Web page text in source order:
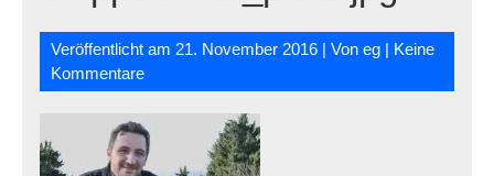
Veröffentlicht am 21. November 2016 | Voneg | Keine
Kommentare